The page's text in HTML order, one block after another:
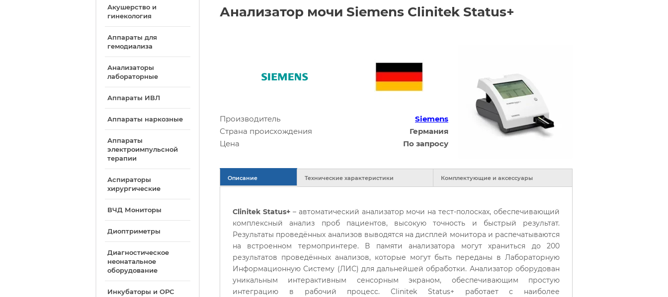
Акушерство и
гинекология
Аппараты для
гемодиализа
Анализаторы
лабораторные
Аппараты ИВЛ
Аппараты наркозные
Аппараты
электроимпульсной
терапии
Аспираторы
хирургические
ВЧД Мониторы
Диоптриметры
Диагностическое
неонатальное
оборудование
Инкубаторы и ОРС
Анализатор мочи Siemens Clinitek Status+
Производитель
Siemens
Страна происхождения
Германия
Цена
По запросу
Описание Технические характеристики Комплектующие и аксессуары
Clinitek Status+– автоматический анализатор мочи на тест-полосках, обеспечивающий
комплексный анализ проб пациентов, высокую точность и быстрый результат.
Результаты проведённых анализов выводятся на дисплей монитора и распечатываются
на встроенном термопринтере. В памяти анализатора могут храниться до 200
результатов проведённых анализов, которые могут быть переданы в Лабораторную
Информационную Систему (ЛИС) для дальнейшей обработки. Анализатор оборудован
уникальным интерактивным сенсорным экраном, обеспечивающим простую
интеграцию в рабочий процесс. Clinitek Status+ работает с наиболее